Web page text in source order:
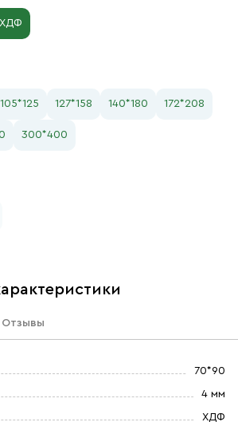
ХДФ
105*125 127*158 140*180 172*208
300*400
Отзывы
70*90
4 мм
ХДФ